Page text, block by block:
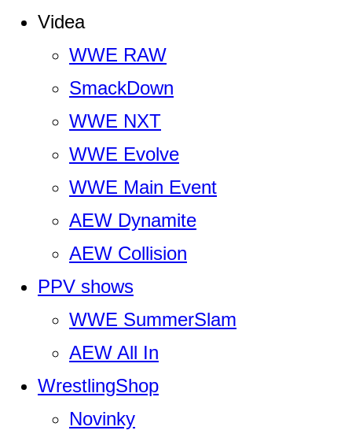
Videa
WWE RAW
SmackDown
WWE NXT
WWE Evolve
WWE Main Event
AEW Dynamite
AEW Collision
PPV shows
WWE SummerSlam
AEW All In
WrestlingShop
Novinky